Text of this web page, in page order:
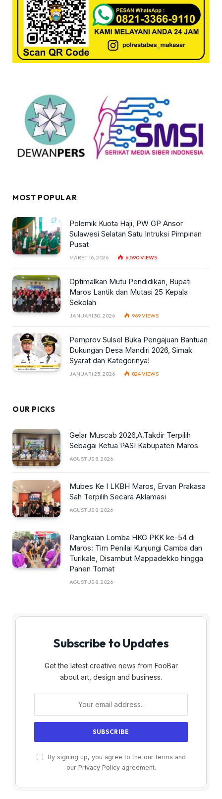
MOST POPULAR
Polemik Kuota Haji, PW GP Ansor
Sulawesi Selatan Satu Intruksi Pimpinan
Pusat
MARET 16, 2026 6,590VIEWS
Optimalkan Mutu Pendidikan, Bupati
Maros Lantik dan Mutasi 25 Kepala
Sekolah
JANUARI 30, 2026 969VIEWS
Pemprov Sulsel Buka Pengajuan Bantuan
Dukungan Desa Mandiri 2026, Simak
Syarat dan Kategorinya!
JANUARI 25, 2026 824VIEWS
OUR PICKS
Gelar Muscab 2026,A.Takdir Terpilih
Sebagai Ketua PASI Kabupaten Maros
AGUSTUS 8, 2026
Mubes Ke I LKBH Maros, Ervan Prakasa
Sah Terpilih Secara Aklamasi
AGUSTUS 8, 2026
Rangkaian Lomba HKG PKK ke-54 di
Maros: Tim Penilai Kunjungi Camba dan
Turikale, Disambut Mappadekko hingga
Panen Tomat
AGUSTUS 8, 2026
Subscribe to Updates
Get the latest creative news from FooBar
about art, design and business.
By signing up, you agree to the our terms and
our Privacy Policyagreement.